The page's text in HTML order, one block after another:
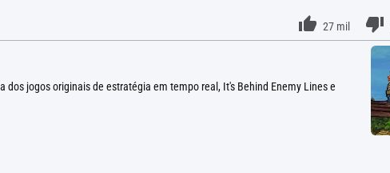
27 mil
dos jogos originais de estratégia em tempo real, It's Behind Enemy Lines e